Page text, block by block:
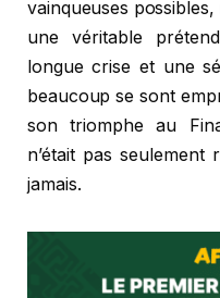
vainqueuses possibles,
une véritable
longue crise et une
beaucoup se sont
son triomphe au
n’était pas
jamais.